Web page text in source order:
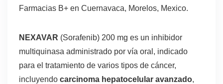
Farmacias B+ en Cuernavaca, Morelos, Mexico.
NEXAVAR (Sorafenib) 200 mg es un inhibidor
multiquinasa administrado por vía oral, indicado
para el tratamiento de varios tipos de cáncer,
incluyendo carcinoma hepatocelular avanzado,